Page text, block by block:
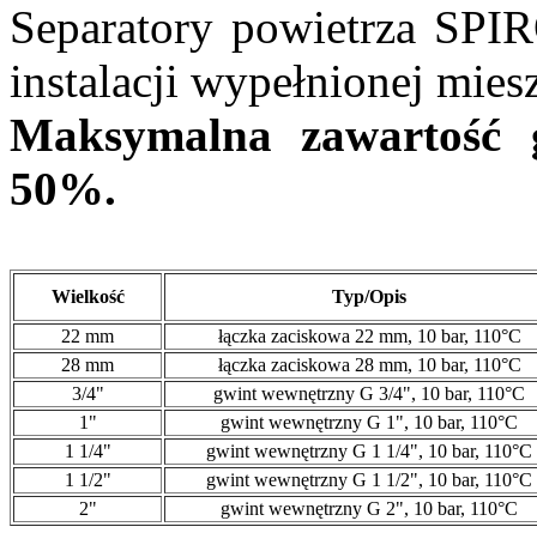
Separatory powietrza
instalacji wypełnionej
Maksymalna
50%.
Wielkość
Typ/Opis
22 mm
łączka zaciskowa 22 mm, 10 bar, 110°C
28 mm
łączka zaciskowa 28 mm, 10 bar, 110°C
3/4"
gwint wewnętrzny G 3/4", 10 bar, 110°C
1"
gwint wewnętrzny G 1", 10 bar, 110°C
1 1/4"
gwint wewnętrzny G 1 1/4", 10 bar, 110°C
1 1/2"
gwint wewnętrzny G 1 1/2", 10 bar, 110°C
2"
gwint wewnętrzny G 2", 10 bar, 110°C